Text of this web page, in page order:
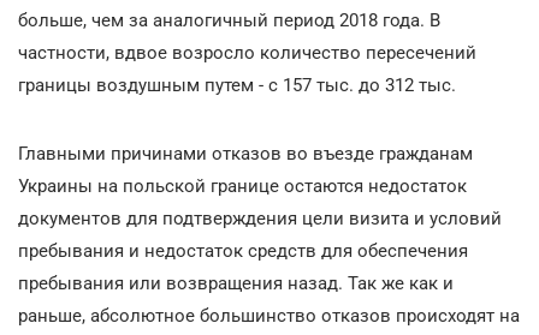
больше, чем за аналогичный период 2018 года. В
частности, вдвое возросло количество пересечений
границы воздушным путем - с 157 тыс. до 312 тыс.
Главными причинами отказов во въезде гражданам
Украины на польской границе остаются недостаток
документов для подтверждения цели визита и условий
пребывания и недостаток средств для обеспечения
пребывания или возвращения назад. Так же как и
раньше, абсолютное большинство отказов происходят на